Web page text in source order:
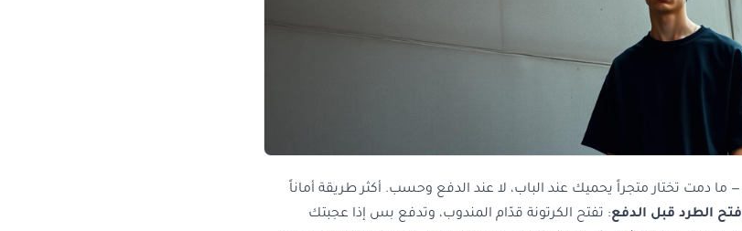
— ما دمت تختار متجراً يحميك عند الباب، لا عند الدفع وحسب. أكثر طريقة أماناً
فتح الطرد قبل الدفع: تفتح الكرتونة قدّام المندوب، وتدفع بس إذا عجبتك